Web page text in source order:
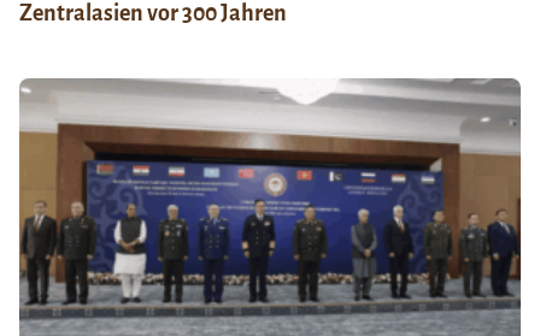
Zentralasien vor 300 Jahren